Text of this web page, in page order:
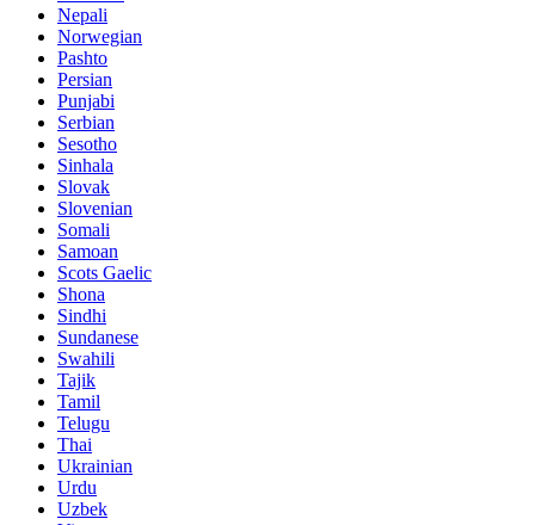
Nepali
Norwegian
Pashto
Persian
Punjabi
Serbian
Sesotho
Sinhala
Slovak
Slovenian
Somali
Samoan
Scots Gaelic
Shona
Sindhi
Sundanese
Swahili
Tajik
Tamil
Telugu
Thai
Ukrainian
Urdu
Uzbek